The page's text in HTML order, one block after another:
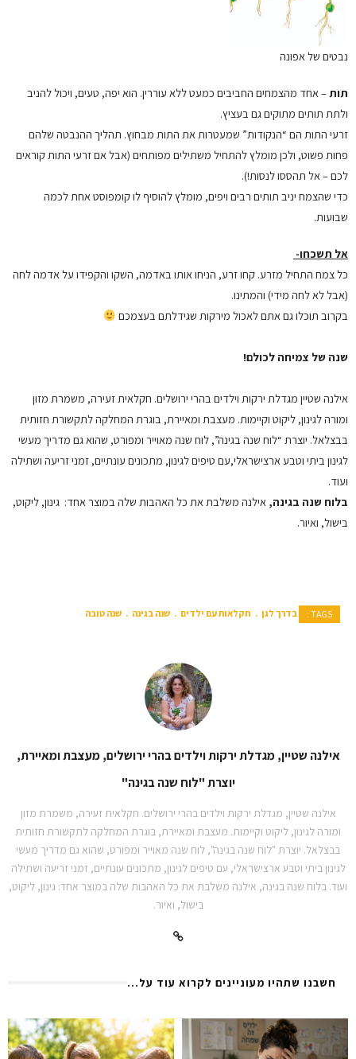
נבטים של אפונה
תות– אחד מהצמחים החביבים כמעט ללא עוררין. הוא יפה, טעים, ויכול להניב
ולתת תותים מתוקים גם בעציץ.
זרעי התות הם “הנקודות” שמעטרות את התות מבחוץ. תהליך ההנבטה שלהם
פחות פשוט, ולכן מומלץ להתחיל משתילים מפותחים (אבל אם זרעי התות קוראים
לכם – אל תהססו לנסות!).
כדי שהצמח יניב תותים רבים ויפים, מומלץ להוסיף לו קומפוסט אחת לכמה
שבועות.
אל תשכחו-
כל צמח התחיל מזרע. קחו זרע, הניחו אותו באדמה, השקו והקפידו על אדמה לחה
(אבל לא לחה מידי) והמתינו.
בקרוב תוכלו גם אתם לאכול מירקות שגידלתם בעצמכם
שנה של צמיחה לכולם!
אילנה שטיין מגדלת ירקות וילדים בהרי ירושלים. חקלאית זעירה, משמרת מזון
ומורה לגינון, ליקוט וקיימות. מעצבת ומאיירת, בוגרת המחלקה לתקשורת חזותית
בבצלאל. יוצרת “לוח שנה בגינה”, לוח שנה מאוייר ומפורט, שהוא גם מדריך מעשי
לגינון ביתי וטבע ארצישראלי,עם טיפים לגינון, מתכונים עונתיים, זמני זריעה ושתילה
ועוד.
בלוח שנה בגינה, אילנה משלבת את כל האהבות שלה במוצר אחד: גינון, ליקוט,
בישול, ואיור.
TAGS : בדרך לגן חקלאות עם ילדים שנה בגינה שנה טובה
אילנה שטיין, מגדלת ירקות וילדים בהרי ירושלים, מעצבת ומאיירת,
יוצרת "לוח שנה בגינה"
אילנה שטיין, מגדלת ירקות וילדים בהרי ירושלים. חקלאית זעירה, משמרת מזון
ומורה לגינון, ליקוט וקיימות. מעצבת ומאיירת, בוגרת המחלקה לתקשורת חזותית
בבצלאל. יוצרת "לוח שנה בגינה", לוח שנה מאוייר ומפורט, שהוא גם מדריך מעשי
לגינון ביתי וטבע ארצישראלי, עם טיפים לגינון, מתכונים עונתיים, זמני זריעה ושתילה
ועוד. בלוח שנה בגינה, אילנה משלבת את כל האהבות שלה במוצר אחד: גינון, ליקוט,
בישול, ואיור.
חשבנו שתהיו מעוניינים לקרוא עוד על...